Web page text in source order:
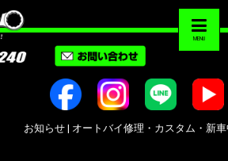
MENU
お知らせ | オートバイ修理・カスタム・新車